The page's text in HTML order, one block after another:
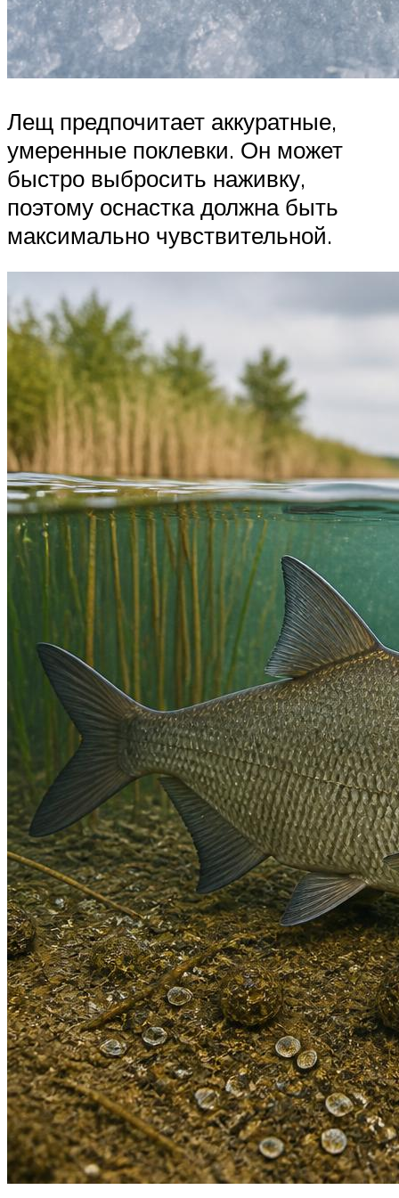
Лещ предпочитает аккуратные,
умеренные поклевки. Он может
быстро выбросить наживку,
поэтому оснастка должна быть
максимально чувствительной.